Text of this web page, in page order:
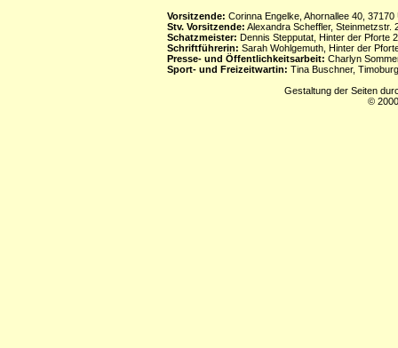
Vorsitzende: Corinna Engelke, Ahornallee 40,
Stv. Vorsitzende: Alexandra Scheffler, Steinmetzstr.
Schatzmeister: Dennis Stepputat, Hinter der Pforte
Schriftführerin: Sarah Wohlgemuth, Hinter der
Presse- und Öffentlichkeitsarbeit: Charlyn
Sport- und Freizeitwartin: Tina Buschner,
Gestaltung der Seiten
©